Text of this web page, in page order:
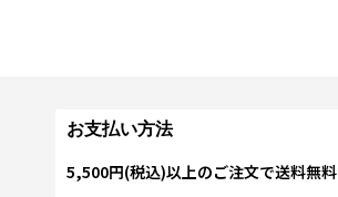
お支払い方法
5,500円(税込)以上のご注文で送料無料